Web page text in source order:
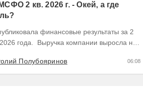
2 кв. 2026 г. - Окей, а где
финансовые результаты за 2
компании выросла на
Полубояринов
06:08